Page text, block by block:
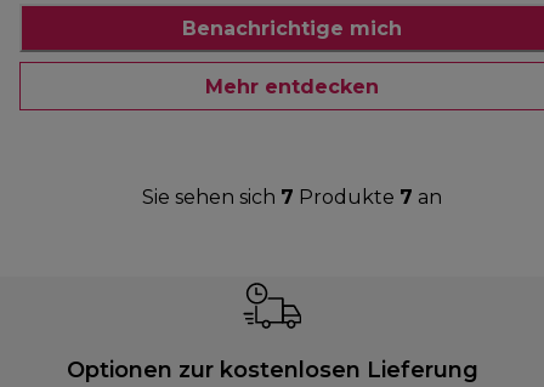
Benachrichtige mich
Mehr entdecken
Sie sehen sich 7 Produkte 7 an
Optionen zur kostenlosen Lieferung